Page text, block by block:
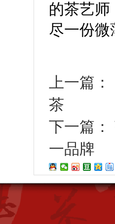
的茶艺
尽一份微
上一篇：
茶
下一篇：
一品牌